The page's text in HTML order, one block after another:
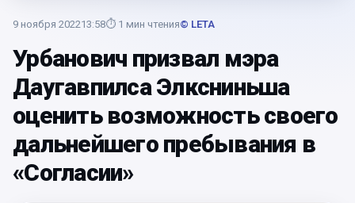
9 ноября 202213:58⏱ 1 мин чтения© LETA
Урбанович призвал мэра
Даугавпилса Элксниньша
оценить возможность своего
дальнейшего пребывания в
«Согласии»